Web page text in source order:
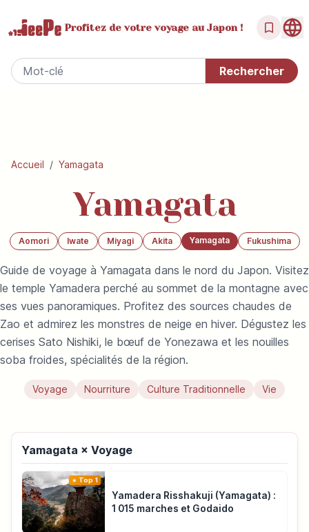
Profitez de votrevoyage au Japon !
Accueil / Yamagata
Yamagata
Aomori Iwate Miyagi Akita Yamagata Fukushima
Guide de voyage à Yamagata dans le nord du Japon. Visitez
le temple Yamadera perché au sommet de la montagne avec
ses vues panoramiques. Profitez des sources chaudes de
Zao et admirez les monstres de neige en hiver. Dégustez les
cerises Sato Nishiki, le bœuf de Yonezawa et les nouilles
soba froides, spécialités de la région.
Voyage Nourriture Culture Traditionnelle Vie
Yamagata × Voyage
Top 1
Yamadera Risshakuji (Yamagata) :
1 015 marches et Godaido